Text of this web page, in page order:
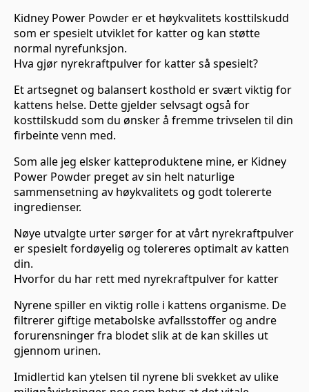
Kidney Power Powder er et høykvalitets kosttilskudd
som er spesielt utviklet for katter og kan støtte
normal nyrefunksjon.
Hva gjør nyrekraftpulver for katter så spesielt?
Et artsegnet og balansert kosthold er svært viktig for
kattens helse. Dette gjelder selvsagt også for
kosttilskudd som du ønsker å fremme trivselen til din
firbeinte venn med.
Som alle jeg elsker katteproduktene mine, er Kidney
Power Powder preget av sin helt naturlige
sammensetning av høykvalitets og godt tolererte
ingredienser.
Nøye utvalgte urter sørger for at vårt nyrekraftpulver
er spesielt fordøyelig og tolereres optimalt av katten
din.
Hvorfor du har rett med nyrekraftpulver for katter
Nyrene spiller en viktig rolle i kattens organisme. De
filtrerer giftige metabolske avfallsstoffer og andre
forurensninger fra blodet slik at de kan skilles ut
gjennom urinen.
Imidlertid kan ytelsen til nyrene bli svekket av ulike